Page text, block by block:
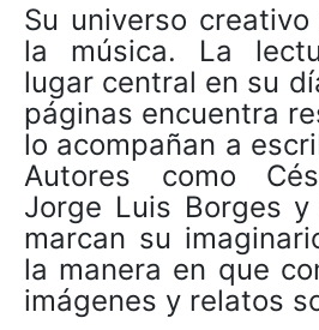
Su universo
la música. La
lugar central en su
páginas encuentra
lo acompañan a
Autores como
Jorge Luis Borges y
marcan su
la manera en que
imágenes y relatos